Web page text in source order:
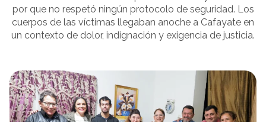
por que no respetó ningún protocolo de seguridad. Los
cuerpos de las víctimas llegaban anoche a Cafayate en
un contexto de dolor, indignación y exigencia de justicia.